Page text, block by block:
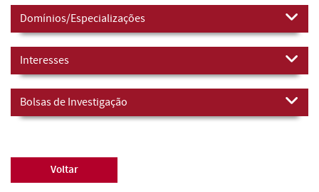
Domínios/Especializações
Interesses
Bolsas de Investigação
Voltar